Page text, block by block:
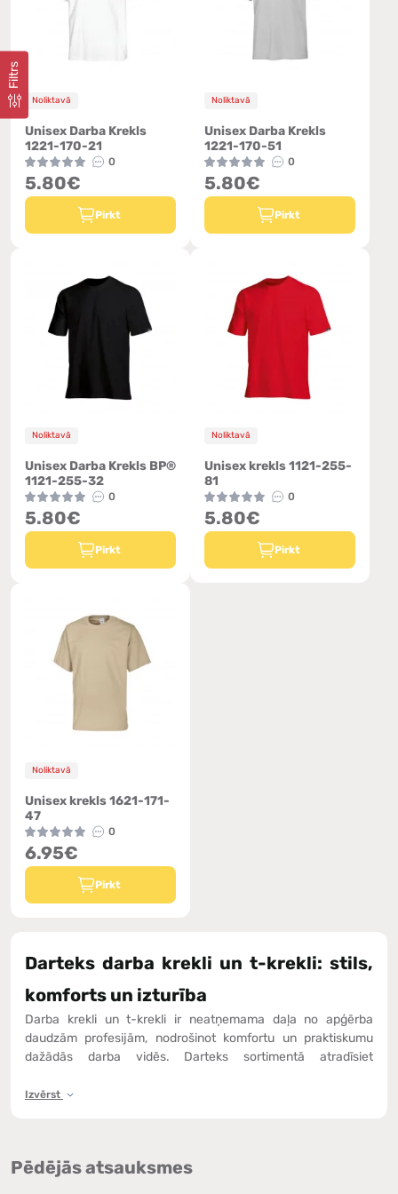
Filtrs
Noliktavā
Unisex Darba Krekls
1221-170-21
0
5.80€
Pirkt
Noliktavā
Unisex Darba Krekls
1221-170-51
0
5.80€
Pirkt
Noliktavā
Unisex Darba Krekls BP®
1121-255-32
0
5.80€
Pirkt
Noliktavā
Unisex krekls 1121-255-
81
0
5.80€
Pirkt
Noliktavā
Unisex krekls 1621-171-
47
0
6.95€
Pirkt
Darteks darba krekli un t-krekli: stils,
komforts un izturība
Darba krekli un t-krekli ir neatņemama daļa no apģērba
daudzām profesijām, nodrošinot komfortu un praktiskumu
dažādās darba vidēs. Darteks sortimentā atradīsiet
pielāgoti darbinieku vajadzībām dažādās nozarēs.
t-krekli:
Būvniecība un remonts.
Izvērst
Pēdējās atsauksmes